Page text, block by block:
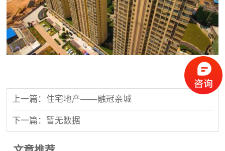
上一篇：住宅地产——融冠亲城
下一篇：暂无数据